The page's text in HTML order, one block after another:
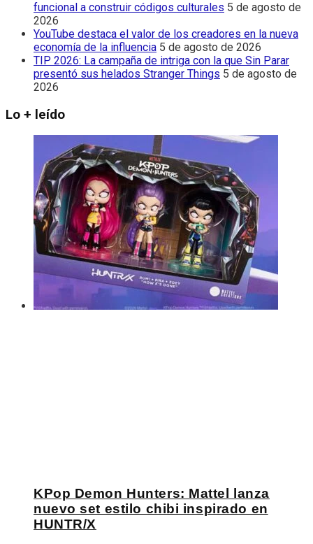
funcional a construir códigos culturales 5 de agosto de
2026
YouTube destaca el valor de los creadores en la nueva
economía de la influencia 5 de agosto de 2026
TIP 2026: La campaña de intriga con la que Sin Parar
presentó sus helados Stranger Things 5 de agosto de
2026
Lo + leído
KPop Demon Hunters: Mattel lanza
nuevo set estilo chibi inspirado en
HUNTR/X